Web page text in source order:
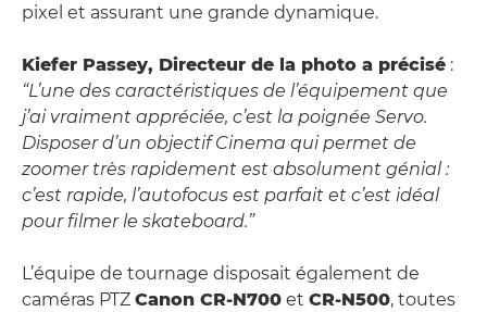
pixel et assurant une grande dynamique.
Kiefer Passey, Directeur de la photo a précisé :
“L’une des caractéristiques de l’équipement que
j’ai vraiment appréciée, c’est la poignée Servo.
Disposer d’un objectif Cinema qui permet de
zoomer très rapidement est absolument génial :
c’est rapide, l’autofocus est parfait et c’est idéal
pour filmer le skateboard.”
L’équipe de tournage disposait également de
caméras PTZ Canon CR-N700 et CR-N500, toutes